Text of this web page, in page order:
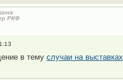
РКФ
в тему случаи на выставках